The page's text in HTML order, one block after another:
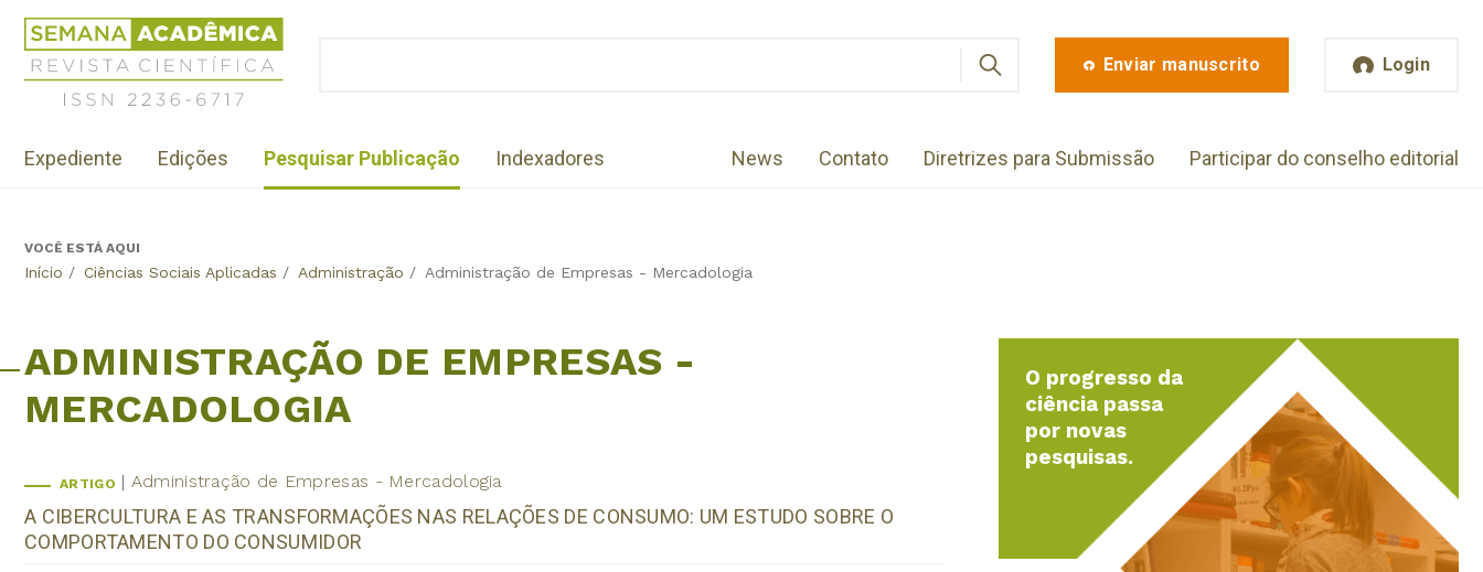
Jump
navigation
Revista
Científica
Semana
Acadêmica
2236-
Enviar manuscrito Login
Menu
institutional
Expediente Edições Pesquisar Publicação Indexadores News Contato Diretrizes para Submissão Participar do conselho editorial
BackVOCÊ ESTÁ AQUI
Início / Ciências Sociais Aplicadas / Administração / Administração de Empresas - Mercadologia
ADMINISTRAÇÃO DE EMPRESAS -
MERCADOLOGIA
ARTIGO Administração de Empresas - Mercadologia
A CIBERCULTURA E AS TRANSFORMAÇÕES NAS RELAÇÕES DE CONSUMO: UM ESTUDO SOBRE O
COMPORTAMENTO DO CONSUMIDOR
O progresso da
ciência passa
por novas
pesquisas.